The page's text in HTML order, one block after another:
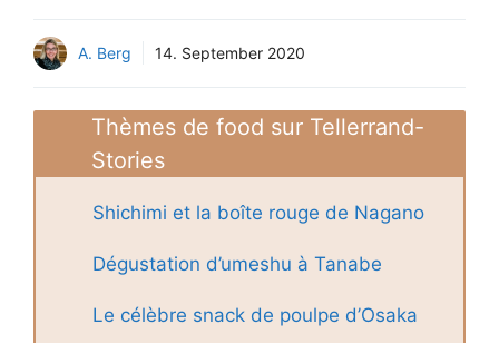
A. Berg 14. September 2020
Thèmes de food sur Tellerrand-
Stories
Shichimi et la boîte rouge de Nagano
Dégustation d’umeshu à Tanabe
Le célèbre snack de poulpe d’Osaka